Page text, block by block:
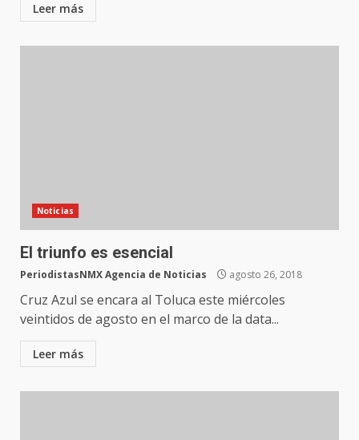
Leer más
Noticias
El triunfo es esencial
PeriodistasNMX Agencia de Noticias agosto 26, 2018
Cruz Azul se encara al Toluca este miércoles
veintidos de agosto en el marco de la data...
Leer más